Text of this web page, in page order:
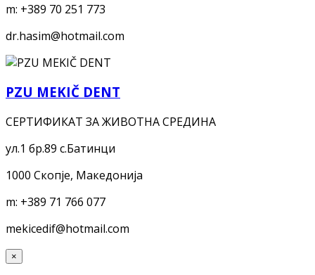
m: +389 70 251 773
dr.hasim@hotmail.com
PZU MEKIČ DENT
СЕРТИФИКАТ ЗА ЖИВОТНА СРЕДИНА
ул.1 бр.89 с.Батинци
1000 Скопје, Македонија
m: +389 71 766 077
mekicedif@hotmail.com
×